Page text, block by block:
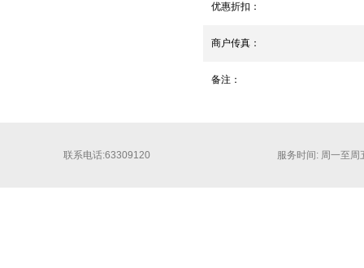
优惠折扣：
商户传真：
备注：
联系电话:63309120 服务时间: 周一至